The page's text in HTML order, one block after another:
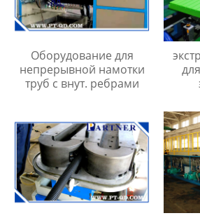
Оборудование для
непрерывной намотки
труб с внут. ребрами